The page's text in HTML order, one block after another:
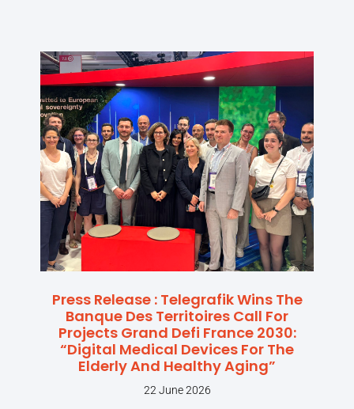
Press Release : Telegrafik Wins The
Banque Des Territoires Call For
Projects Grand Defi France 2030:
“Digital Medical Devices For The
Elderly And Healthy Aging”
22 June 2026